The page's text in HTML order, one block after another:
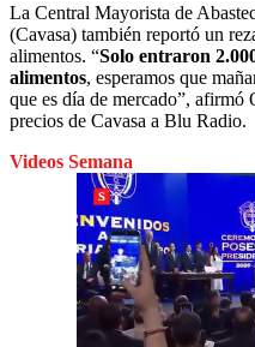
La Central Mayorista de
(Cavasa) también reportó un
alimentos. “Solo entraron
alimentos, esperamos que
que es día de mercado”,
precios de Cavasa a Blu Radio.
Videos Semana